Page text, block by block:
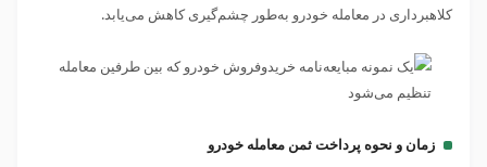
کلاهبرداری در معامله خودرو به‌طور چشم‌گیری کاهش می‌یابد.
زمان و نحوه پرداخت ثمن معامله خودرو